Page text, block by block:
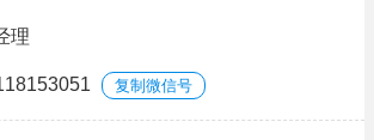
理
复制微信号